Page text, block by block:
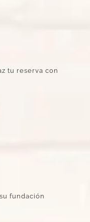
tu reserva con
fundación